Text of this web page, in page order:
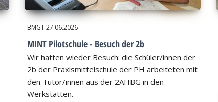
BMGT27.06.2026
MINT Pilotschule - Besuch der 2b
Wir hatten wieder Besuch: die Schüler/innen der
2b der Praxismittelschule der PH arbeiteten mit
den Tutor/innen aus der 2AHBG in den
Werkstätten.